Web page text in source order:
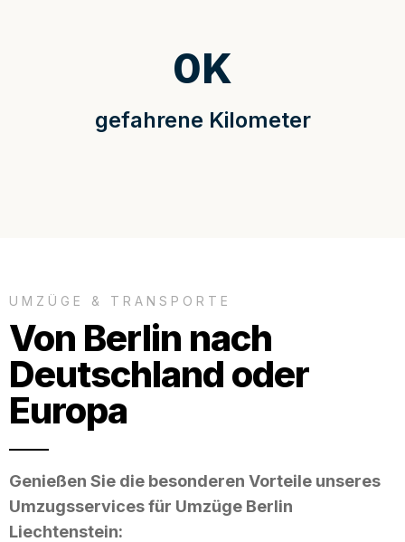
gefahrene Kilometer
0K
UMZÜGE & TRANSPORTE
Von Berlin nach
Deutschland oder
Europa
Genießen Sie die besonderen Vorteile unseres
Umzugsservices für Umzüge Berlin
Liechtenstein: